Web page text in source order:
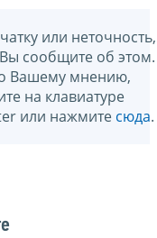
или неточность,
сообщите об этом.
Вашему мнению,
на клавиатуре
или нажмите сюда.